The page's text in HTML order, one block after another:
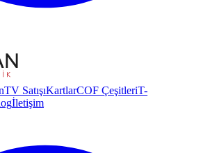
TV SatışıKartlarCOF ÇeşitleriT-
İletişim